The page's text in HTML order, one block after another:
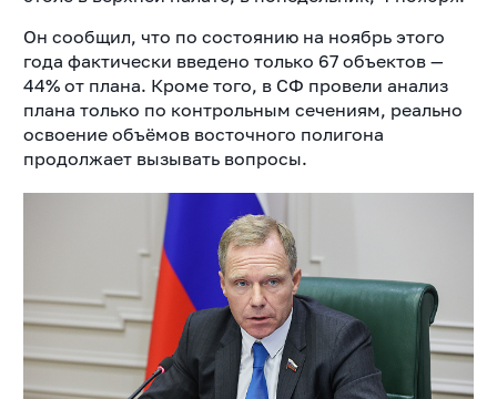
Он сообщил, что по состоянию на ноябрь этого
года фактически введено только 67 объектов —
44% от плана. Кроме того, в СФ провели анализ
плана только по контрольным сечениям, реально
освоение объёмов восточного полигона
продолжает вызывать вопросы.